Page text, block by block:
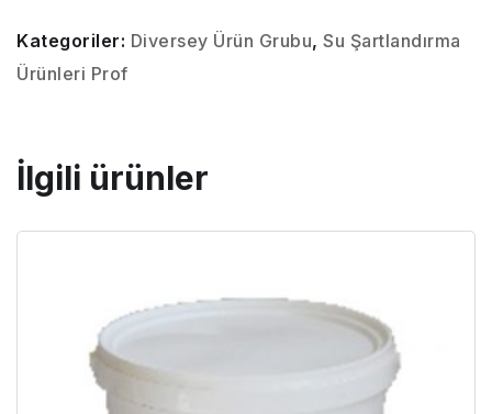
Kategoriler: Diversey Ürün Grubu, Su Şartlandırma
Ürünleri Prof
İlgili ürünler